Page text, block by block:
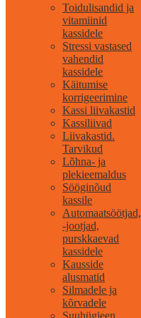
Toidulisandid ja
vitamiinid
kassidele
Stressi vastased
vahendid
kassidele
Käitumise
korrigeerimine
Kassi liivakastid
Kassiliivad
Liivakastid.
Tarvikud
Lõhna- ja
plekieemaldus
Sööginõud
kassile
Automaatsöötjad,
-jootjad,
purskkaevad
kassidele
Kausside
alusmatid
Silmadele ja
kõrvadele
Suuhügieen